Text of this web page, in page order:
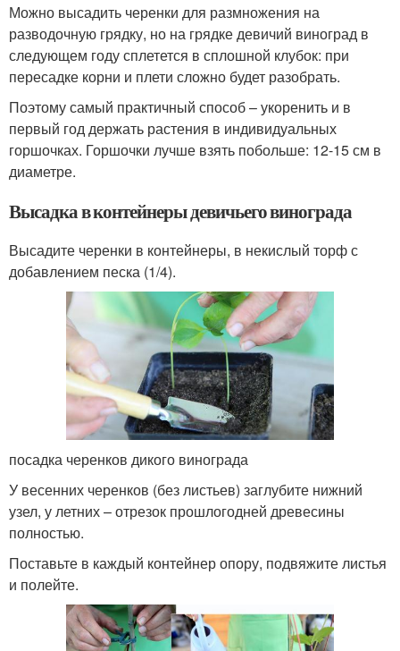
Можно высадить черенки для размножения на
разводочную грядку, но на грядке девичий виноград в
следующем году сплетется в сплошной клубок: при
пересадке корни и плети сложно будет разобрать.
Поэтому самый практичный способ – укоренить и в
первый год держать растения в индивидуальных
горшочках. Горшочки лучше взять побольше: 12-15 см в
диаметре.
Высадка в контейнеры девичьего винограда
Высадите черенки в контейнеры, в некислый торф с
добавлением песка (1/4).
посадка черенков дикого винограда
У весенних черенков (без листьев) заглубите нижний
узел, у летних – отрезок прошлогодней древесины
полностью.
Поставьте в каждый контейнер опору, подвяжите листья
и полейте.